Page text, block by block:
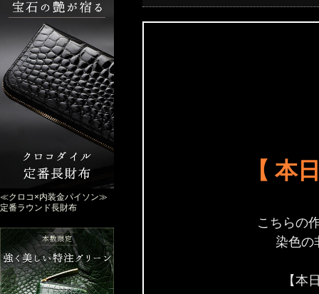
≪クロコ×内装金パイソン≫
定番ラウンド長財布
【 本
こちらの
染色の
【本